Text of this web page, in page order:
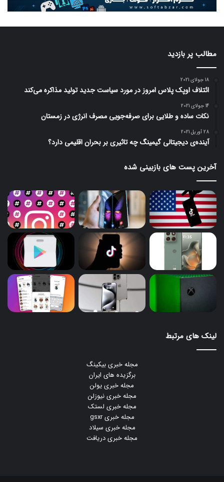
مطالب پر بازدید
18 جولای 2021
ائتلاف اوپک پلاس امروز در مورد سیاست جدید تولید مذاکره می‌کند
14 جولای 2021
نکات ساده و طلایی برای صرفه‌جویی مصرف انرژی در زمستان
28 آوریل 2021
آینده‌ی دیجیتالی گیمینگ چه تاثیری بر بحران اقلیمی دارد؟
آخرین پست های بازبینی شده
لینک های مرتبط
مجله خبری بیکینگ
برگزیده های ایران
مجله خبری یولن
مجله خبری نیوزلن
مجله خبری لستک
مجله خبری gsxr
مجله خبری سیلاد
مجله خبری دریافت